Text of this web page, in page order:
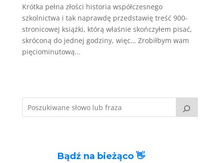
Krótka pełna złości historia współczesnego
szkolnictwa i tak naprawdę przedstawię treść 900-
stronicowej książki, którą właśnie skończyłem pisać,
skróconą do jednej godziny, więc… Zrobiłbym wam
pięciominutową...
Bądź na bieżąco 👋